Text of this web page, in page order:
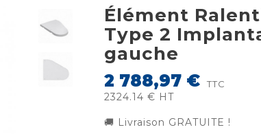
Élément
Type 2
gauche
2 788,97 € TTC
2324.14 € HT
🚚 Livraison GRATUITE !